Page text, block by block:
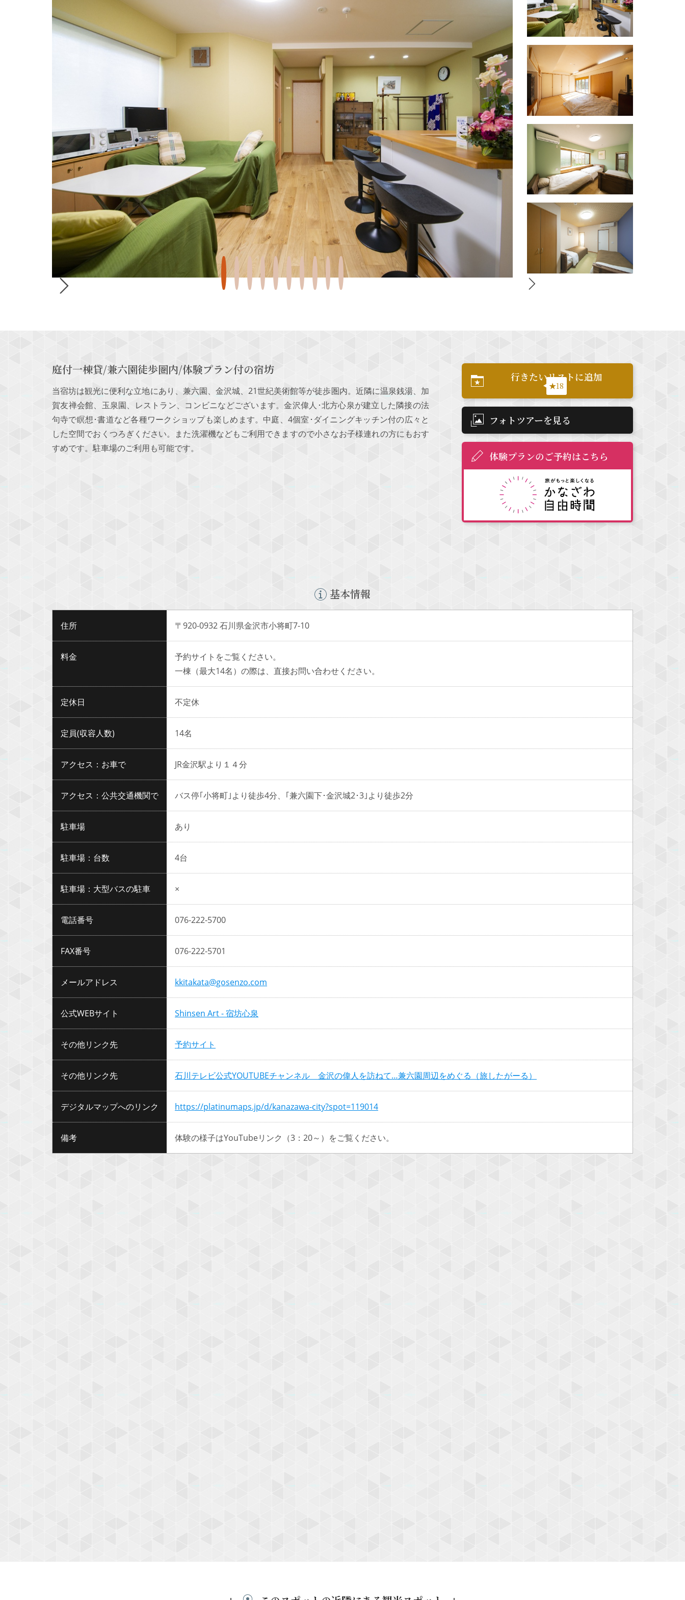
庭付一棟貸/兼六園徒歩圏内/体験プラン付の宿坊
当宿坊は観光に便利な立地にあり、兼六園、金沢城、21世紀美術館等が徒歩圏内。近隣に温泉銭湯、加
賀友禅会館、玉泉園、レストラン、コンビニなどございます。金沢偉人･北方心泉が建立した隣接の法
句寺で瞑想･書道など各種ワークショップも楽しめます。中庭、4個室･ダイニングキッチン付の広々と
した空間でおくつろぎください。また洗濯機などもご利用できますので小さなお子様連れの方にもおす
すめです。駐車場のご利用も可能です。
行きたいリストに追加
★18
フォトツアーを見る
体験プランのご予約はこちら
基本情報
住所 〒920-0932 石川県金沢市小将町7-10
料金
予約サイトをご覧ください。
一棟（最大14名）の際は、直接お問い合わせください。
定休日 不定休
定員(収容人数) 14名
アクセス：お車で JR金沢駅より１４分
アクセス：公共交通機関で バス停｢小将町｣より徒歩4分、｢兼六園下･金沢城2･3｣より徒歩2分
駐車場 あり
駐車場：台数 4台
駐車場：大型バスの駐車 ×
電話番号 076-222-5700
FAX番号 076-222-5701
メールアドレス kkitakata@gosenzo.com
公式WEBサイト Shinsen Art - 宿坊心泉
その他リンク先 予約サイト
その他リンク先 石川テレビ公式YOUTUBEチャンネル 金沢の偉人を訪ねて…兼六園周辺をめぐる（旅したがーる）
デジタルマップへのリンク https://platinumaps.jp/d/kanazawa-city?spot=119014
備考 体験の様子はYouTubeリンク（3：20～）をご覧ください。